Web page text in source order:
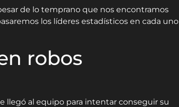
de lo temprano que nos encontramos
los líderes estadísticos en cada uno
robos
llegó al equipo para intentar conseguir su